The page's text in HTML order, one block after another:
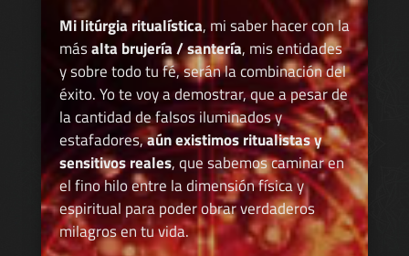
Mi litúrgia ritualística, mi saber hacer con la
másalta brujería / santería, mis entidades
y sobre todo tu fé, serán la combinación del
éxito. Yo te voy a demostrar, que a pesar de
la cantidad de falsos iluminados y
estafadores,aún existimos ritualistas y
sensitivos reales, que sabemos caminar en
el fino hilo entre la dimensión física y
espiritual para poder obrar verdaderos
milagros en tu vida.